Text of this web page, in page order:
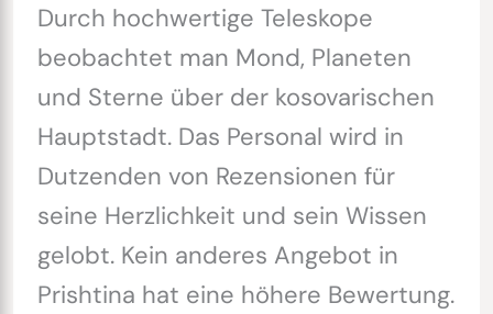
Durch hochwertige Teleskope
beobachtet man Mond, Planeten
und Sterne über der kosovarischen
Hauptstadt. Das Personal wird in
Dutzenden von Rezensionen für
seine Herzlichkeit und sein Wissen
gelobt. Kein anderes Angebot in
Prishtina hat eine höhere Bewertung.